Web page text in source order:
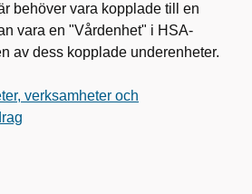
behöver vara kopplade till en
vara en "Vårdenhet" i HSA-
av dess kopplade underenheter.
verksamheter och